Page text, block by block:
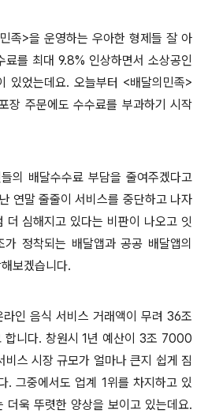
족>을 운영하는 우아한 형제들 잘 아
료를 최대 9.8% 인상하면서 소상공인
있었는데요. 오늘부터 <배달의민족>
장 주문에도 수수료를 부과하기 시작
의 배달수수료 부담을 줄여주겠다고
연말 줄줄이 서비스를 중단하고 나자
더 심해지고 있다는 비판이 나오고 잇
가 정착되는 배달앱과 공공 배달앱의
보겠습니다.
인 음식 서비스 거래액이 무려 36조
합니다. 창원시1년 예산이3조 7000
스 시장 규모가 얼마나 큰지 쉽게 짐
.그중에서도 업계 1위를 차지하고 있
더욱 뚜렷한 양상을 보이고 있는데요.